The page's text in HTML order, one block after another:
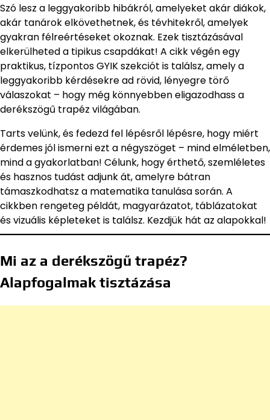
Szó lesz a leggyakoribb hibákról, amelyeket akár diákok,
akár tanárok elkövethetnek, és tévhitekről, amelyek
gyakran félreértéseket okoznak. Ezek tisztázásával
elkerülheted a tipikus csapdákat! A cikk végén egy
praktikus, tízpontos GYIK szekciót is találsz, amely a
leggyakoribb kérdésekre ad rövid, lényegre törő
válaszokat – hogy még könnyebben eligazodhass a
derékszögű trapéz világában.
Tarts velünk, és fedezd fel lépésről lépésre, hogy miért
érdemes jól ismerni ezt a négyszöget – mind elméletben,
mind a gyakorlatban! Célunk, hogy érthető, szemléletes
és hasznos tudást adjunk át, amelyre bátran
támaszkodhatsz a matematika tanulása során. A
cikkben rengeteg példát, magyarázatot, táblázatokat
és vizuális képleteket is találsz. Kezdjük hát az alapokkal!
Mi az a derékszögű trapéz?
Alapfogalmak tisztázása